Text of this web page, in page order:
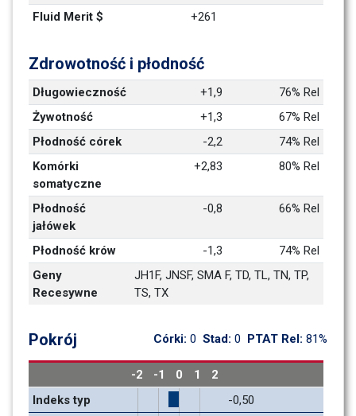
Fluid Merit $ +261
Zdrowotność i płodność
Długowieczność +1,9
76% Rel
Żywotność
+1,3
67% Rel
Płodność córek
-2,2
74% Rel
Komórki
somatyczne
+2,83 80% Rel
Płodność
jałówek
-0,8 66% Rel
Płodność krów -1,3
74% Rel
Geny
Recesywne
JH1F, JNSF, SMA F, TD, TL, TN, TP,
TS, TX
Pokrój Córki: 0 Stad: 0 PTAT Rel: 81%
-2 -1 0 1
2
Indeks typ
-0,50